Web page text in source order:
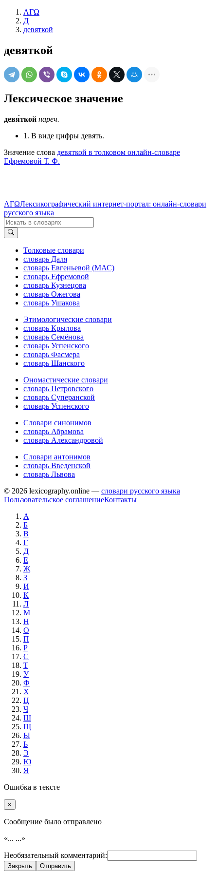
ΛΓΩ
Д
девяткой
девяткой
Лексическое значение
девя́ткой нареч.
1. В виде цифры девять.
Значение слова девяткой в толковом онлайн-словаре
Ефремовой Т. Ф.
ΛΓΩЛексикографический интернет-портал: онлайн-словари
русского языка
Толковые словари
словарь Даля
словарь Евгеньевой (МАС)
словарь Ефремовой
словарь Кузнецова
словарь Ожегова
словарь Ушакова
Этимологические словари
словарь Крылова
словарь Семёнова
словарь Успенского
словарь Фасмера
словарь Шанского
Ономастические словари
словарь Петровского
словарь Суперанской
словарь Успенского
Словари синонимов
словарь Абрамова
словарь Александровой
Словари антонимов
словарь Введенской
словарь Львова
© 2026 lexicography.online — словари русского языка
Пользовательское соглашениеКонтакты
А
Б
В
Г
Д
Е
Ж
З
И
К
Л
М
Н
О
П
Р
С
Т
У
Ф
Х
Ц
Ч
Ш
Щ
Ы
Ь
Э
Ю
Я
Ошибка в тексте
×
Cообщение было отправлено
«... ...»
Необязательный комментарий:
Закрыть Отправить